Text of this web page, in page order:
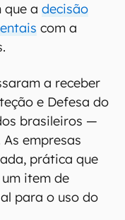
que a decisão
com a
a receber
e Defesa do
brasileiros —
empresas
prática que
item de
para o uso do